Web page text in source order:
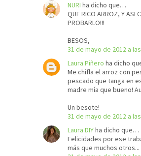
NURI ha dicho que…
QUE RICO ARROZ, Y ASI
PROBARLO!!!
BESOS,
31 de mayo de 2012 a
Laura Piñero ha dicho
Me chifla el arroz con
pescado que tanga en
madre mía que bueno!
Un besote!
31 de mayo de 2012 a
Laura DIYha dicho que…
Felicidades por ese
más que muchos